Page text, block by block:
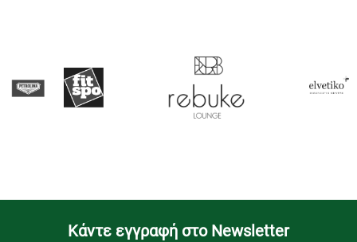
Kάντε εγγραφή στο Newsletter